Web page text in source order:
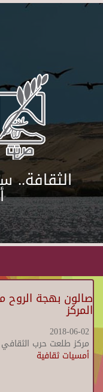
الثقافة..
صالون بهجة الروح
المركز
2018-06-02
مركز طلعت حرب الثقافي
أمسيات ثقافية